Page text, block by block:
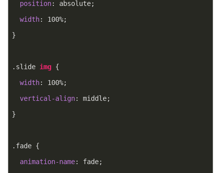
position: absolute;
width: 100%;
}
.slide img {
width: 100%;
vertical-align: middle;
}
.fade {
animation-name: fade;